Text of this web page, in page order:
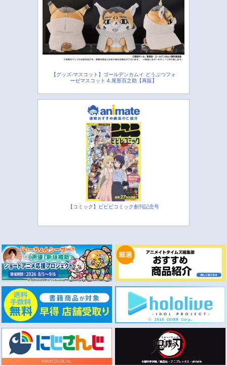
【グッズ-マスコット】ゴールデンカムイ どうぶつフォ
ーゼマスコット 4.尾形百之助【再販】
【コミック】ビビビコミック創刊記念号